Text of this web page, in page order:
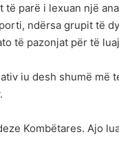
parë i lexuan një
ndërsa grupit të
të pazonjat për të
iu desh shumë më
Kombëtares. Ajo